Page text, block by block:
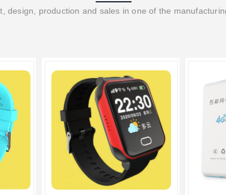
design, production and sales in one of the